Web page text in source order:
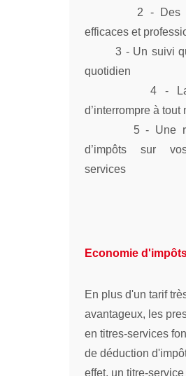
2 - Des
efficaces et
3 - Un suivi
quotidien
4 - La
d’interrompre à tout
5 - Une
d’impôts sur
services
Economie
En plus d'un tarif
avantageux, les
en titres-services
de déduction
effet, un titre-